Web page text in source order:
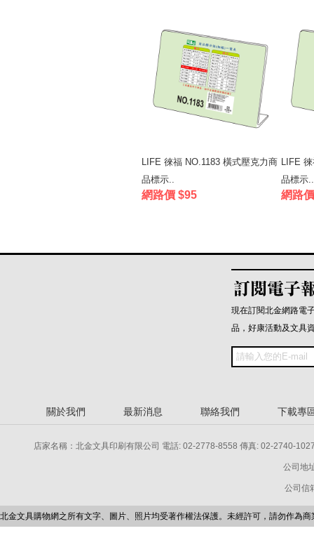
LIFE 徠福 NO.1183 橫式壓克力商
品標示..
網路價 $95
LIFE
品標示..
網路
現在訂閱北金網路電
品，好康活動及文具
關於我們 最新消息 聯絡我們 下載專
店家名稱：北金文具印刷有限公司 電話: 02-2778-8558 傳真: 02-2740-
公司地
公司信
北金文具購物網之所有文字、圖片、照片均受著作權法保護。未經許可，請勿作為商